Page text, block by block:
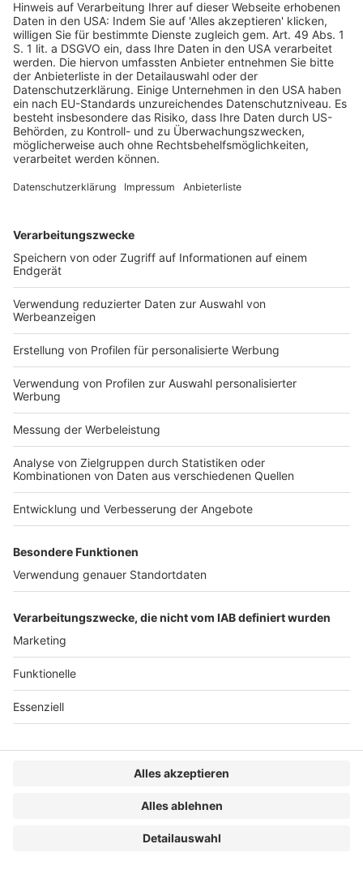
V. Fazit
Arbeitnehmer i. S. d. BetrAVG haben ein Anrecht auf
Umwandlung ihres Entgeltes i. H. v. jährlich
zwischen 296,63 Euro31 und 4 056 Euro bzw.
monatlich zwischen 24,72 Euro32und 338 Euro.
Spart der Arbeitgeber durch die
so hat er einen zusätzlichen Arbeitgeberzuschuss
oder die Direktversicherung weiterzuleiten. Es ist
möglich, dass der Arbeitgeber freiwillig einen
höheren Zuschuss auf die bAV gewährt.
Der Arbeitgeber ist nicht dazu verpflichtet, den
Arbeitnehmer auf seinen gesetzlichen Anspruch
auf Entgeltumwandlung i. S. d. § 1a BetrAVG
hinzuweisen.
Wurde der Tarifvertrag vor Inkrafttreten des ersten
Betriebsrentenstärkungsgesetzes beschlossen
oder wird ein älterer Tarifvertrag bestätigt und
enthält Regelungen zur Entgeltumwandlung, so
grundsätzlich kein Anrecht auf den
Institut für betriebliche
Altersversorgung und Steuern an der
1
Vgl. BAG, 21.1.2014 – 3 AZR 807/11, BB 2014, 2046 m.
Anm.
Neufeld , Rn. 8.
2
Vgl. BAG, 21.1.2014 – 3 AZR 807/11, BB 2014, 2046 m.
Anm.Neufeld, Rn. 8.
47 460 Euro: 160.
Vgl. Hessisches LAG, 27.7.2011 – 6 Sa 566/11.